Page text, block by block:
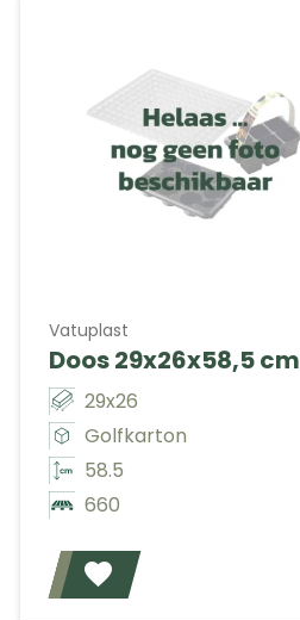
Vatuplast
Doos 29x26x58,5 cm
29x26
Golfkarton
58.5
660